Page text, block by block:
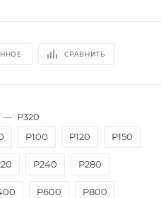
СРАВНИТЬ
— P320
P100 P120 P150
P240 P280
P600 P800